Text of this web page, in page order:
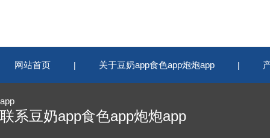
网站首页 | 关于豆奶app食色app炮炮app |
app
联系豆奶app食色app炮炮app